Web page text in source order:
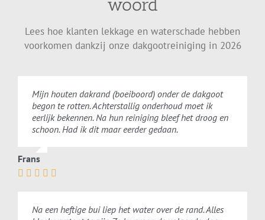
woord
Lees hoe klanten lekkage en waterschade hebben
voorkomen dankzij onze dakgootreiniging in 2026
Mijn houten dakrand (boeiboord) onder de dakgoot
begon te rotten. Achterstallig onderhoud moet ik
eerlijk bekennen. Na hun reiniging bleef het droog en
schoon. Had ik dit maar eerder gedaan.
Frans
Na een heftige bui liep het water over de rand. Alles